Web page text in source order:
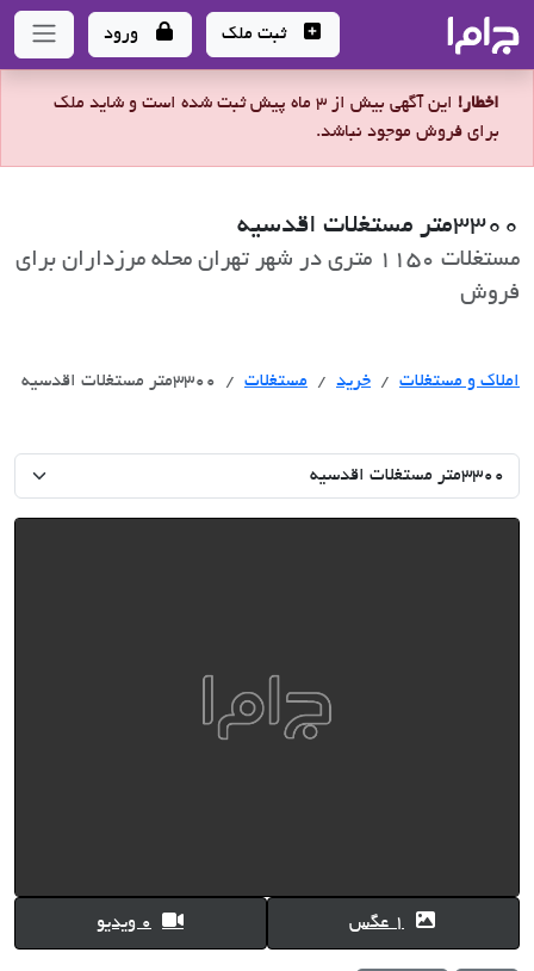
- سامانه جامع املاک و مشاورین املاک
ثبت ملک ورود
اخطار!
این آگهی بیش از 3 ماه پیش ثبت شده است و شاید ملک
برای فروش موجود نباشد.
3300متر مستغلات اقدسیه
مستغلات 1150 متری در شهر تهران محله مرزداران برای
فروش
املاک و مستغلات خرید خرید
مستغلات 3300متر مستغلات اقدسیه
1 عگس 0 ویدیو